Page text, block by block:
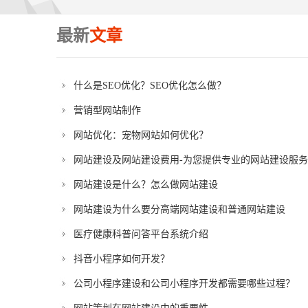
最新文章
什么是SEO优化？SEO优化怎么做？
营销型网站制作
网站优化：宠物网站如何优化？
网站建设及网站建设费用-为您提供专业的网站建设服务
网站建设是什么？怎么做网站建设
网站建设为什么要分高端网站建设和普通网站建设
医疗健康科普问答平台系统介绍
抖音小程序如何开发？
公司小程序建设和公司小程序开发都需要哪些过程？